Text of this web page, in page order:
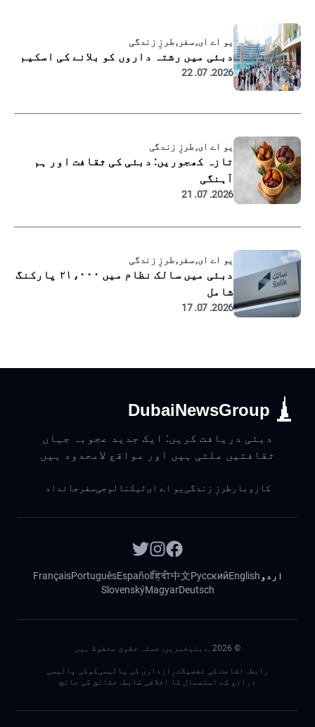
یو اے ای, سفر, طرزِ زندگی
دبئی میں رشتہ داروں کو بلانے کی اسکیم
2026. 07. 22
یو اے ای, طرزِ زندگی
تازہ کھجوریں: دبئی کی ثقافت اور ہم
آہنگی
2026. 07. 21
یو اے ای, سفر, طرزِ زندگی
دبئی میں سالک نظام میں ۲۱،۰۰۰ پارکنگ
شامل
2026. 07. 17
DubaiNewsGroup
دبئی دریافت کریں: ایک جدید عجوبہ جہاں
ثقافتیں ملتی ہیں اور مواقع لامحدود ہیں
کاروبار طرزِ زندگی یو اے ایٹیکنالوجیسفر جائداد
اردو English
Русский
中文
हिंदी
Español
Português
Français
Deutsch
Magyar
Slovenský
©
2026 .دبئیخبریں. جملہ حقوق محفوظ ہیں
رابطہ اشاعت کی تفصیلاترازداری کی پالیسیکوکی پالیسی
ذرائع کے استعمال کا اخلاقی ضابطہ حقائق کی جانچ